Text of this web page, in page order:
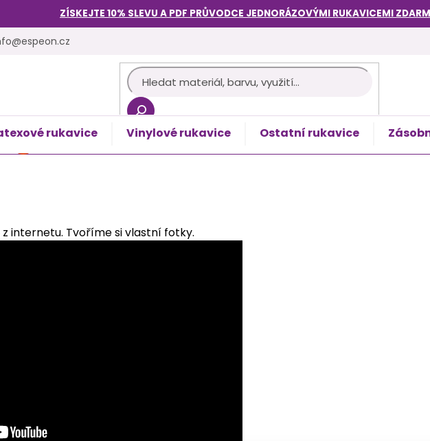
ZÍSKEJTE 10% SLEVU A PDF PRŮVODCE JEDNORÁZOVÝMI RUKAVICEMI
NÁKUPNÍ
KOŠÍK
Prázdný košík
rukavice Vinylové rukavice Ostatní rukavice
internetu. Tvoříme si vlastní fotky.